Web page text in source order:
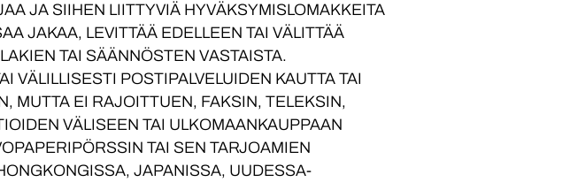
JA SIIHEN LIITTYVIÄ HYVÄKSYMISLOMAKKEITA
JAKAA, LEVITTÄÄ EDELLEEN TAI VÄLITTÄÄ
TAI SÄÄNNÖSTEN VASTAISTA.
VÄLILLISESTI POSTIPALVELUIDEN KAUTTA TAI
MUTTA EI RAJOITTUEN, FAKSIN, TELEKSIN,
VÄLISEEN TAI ULKOMAANKAUPPAAN
TAI SEN TARJOAMIEN
JAPANISSA, UUDESSA-